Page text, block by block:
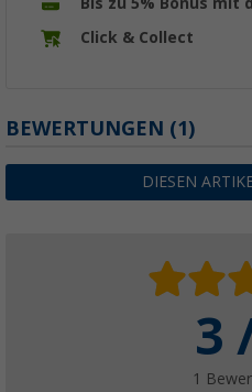
Click & Collect
BEWERTUNGEN (1)
DIESEN
3
1